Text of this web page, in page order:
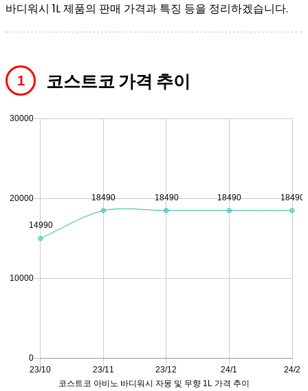
바디워시 1L 제품의 판매 가격과 특징 등을 정리하겠습니다.
코스트코 가격 추이